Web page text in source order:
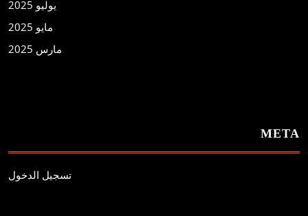
يوليو 2025
مايو 2025
مارس 2025
META
تسجيل الدخول